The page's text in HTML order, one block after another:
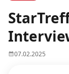
07.02.2025